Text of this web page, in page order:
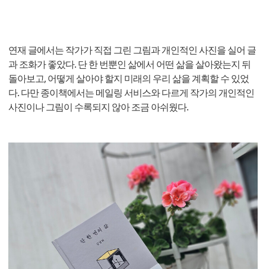
연재 글에서는 작가가 직접 그린 그림과 개인적인 사진을 실어 글
과 조화가 좋았다. 단 한 번뿐인 삶에서 어떤 삶을 살아왔는지 뒤
돌아보고, 어떻게 살아야 할지 미래의 우리 삶을 계획할 수 있었
다. 다만 종이책에서는 메일링 서비스와 다르게 작가의 개인적인
사진이나 그림이 수록되지 않아 조금 아쉬웠다.